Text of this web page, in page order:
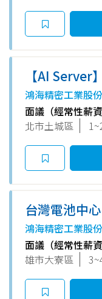
【AI Server
城)-E事業群
鴻海精密工業股
面議（經常性薪
北市土城區
台灣電池中
師2026Q008
鴻海精密工業股
面議（經常性薪
雄市大寮區